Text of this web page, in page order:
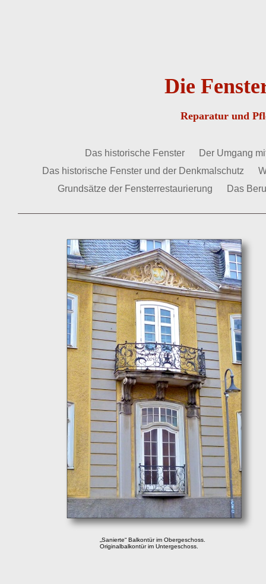
Das historische Fenster
Der Umgang
Das historische Fenster und der Denkmalschutz
Grundsätze der Fensterrestaurierung
Das
Die
Reparatur und
„Sanierte“ Balkontür im Obergeschoss.
Originalbalkontür im Untergeschoss.